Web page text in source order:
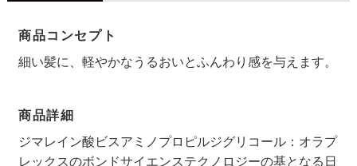
商品コンセプト
細い髪に、軽やかなうるおいとふんわり感を与えます。
商品詳細
ジマレイン酸ビスアミノプロピルジグリコール：オラプ
レックスのボンドサイエンステクノロジーの基となる日